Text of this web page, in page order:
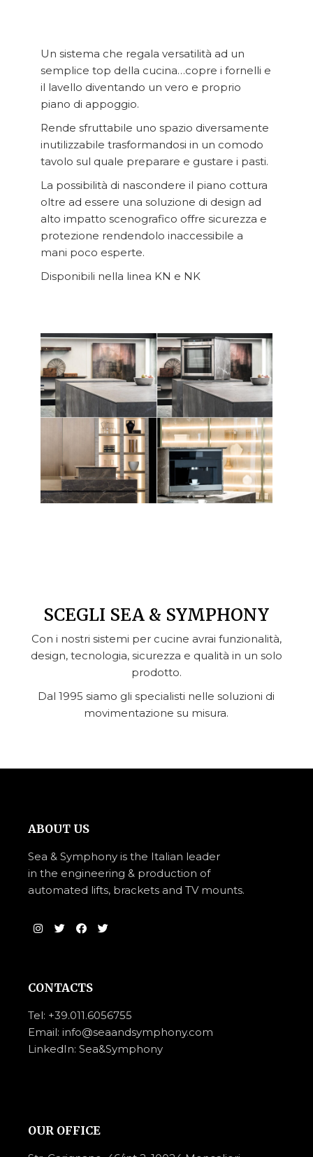
Un sistema che regala versatilità ad un
semplice top della cucina…copre i fornelli e
il lavello diventando un vero e proprio
piano di appoggio.
Rende sfruttabile uno spazio diversamente
inutilizzabile trasformandosi in un comodo
tavolo sul quale preparare e gustare i pasti.
La possibilità di nascondere il piano cottura
oltre ad essere una soluzione di design ad
alto impatto scenografico offre sicurezza e
protezione rendendolo inaccessibile a
mani poco esperte.
Disponibili nella linea KN e NK
SCEGLI SEA & SYMPHONY
Con i nostri sistemi per cucine avrai funzionalità,
design, tecnologia, sicurezza e qualità in un solo
prodotto.
Dal 1995 siamo gli specialisti nelle soluzioni di
movimentazione su misura.
ABOUT US
Sea & Symphony is the Italian leader
in the engineering & production of
automated lifts, brackets and TV mounts.
CONTACTS
Tel: +39.011.6056755
Email: info@seaandsymphony.com
LinkedIn: Sea&Symphony
OUR OFFICE